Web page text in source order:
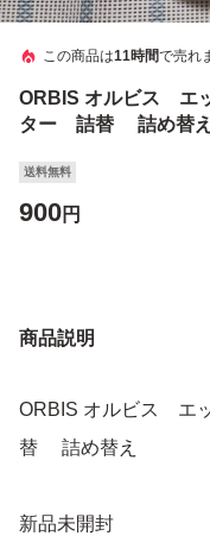
この商品は11時間で売れ
ORBIS オルビス エ
ター 詰替 詰め替え
送料無料
900円
商品説明
ORBIS オルビス エ
替 詰め替え
新品未開封